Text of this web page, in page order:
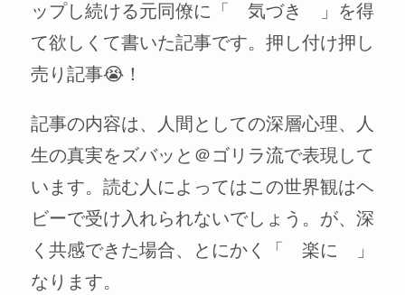
ップし続ける元同僚に「 気づき 」を得
て欲しくて書いた記事です。押し付け押し
売り記事😭！
記事の内容は、人間としての深層心理、人
生の真実をズバッと＠ゴリラ流で表現して
います。読む人によってはこの世界観はヘ
ビーで受け入れられないでしょう。が、深
く共感できた場合、とにかく「 楽に 」
なります。